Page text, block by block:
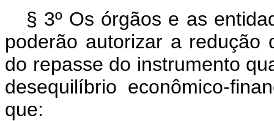
§ 3º Os órgãos e as
poderão autorizar a redução
do repasse do instrumento
desequilíbrio econômico-
que: